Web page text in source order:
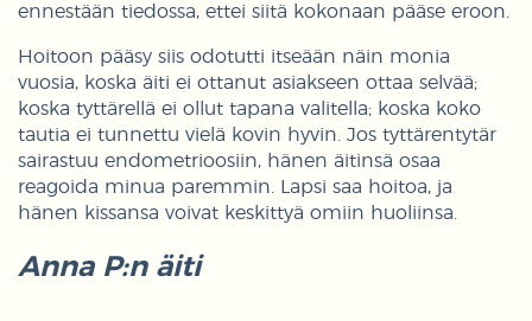
ennestään tiedossa, ettei siitä kokonaan pääse eroon.
Hoitoon pääsy siis odotutti itseään näin monia
vuosia, koska äiti ei ottanut asiakseen ottaa selvää;
koska tyttärellä ei ollut tapana valitella; koska koko
tautia ei tunnettu vielä kovin hyvin. Jos tyttärentytär
sairastuu endometrioosiin, hänen äitinsä osaa
reagoida minua paremmin. Lapsi saa hoitoa, ja
hänen kissansa voivat keskittyä omiin huoliinsa.
Anna P:n äiti